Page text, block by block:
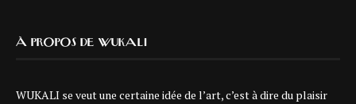
À PROPOS DE WUKALI
WUKALI se veut une certaine idée de l’art, c’est à dire du plaisir